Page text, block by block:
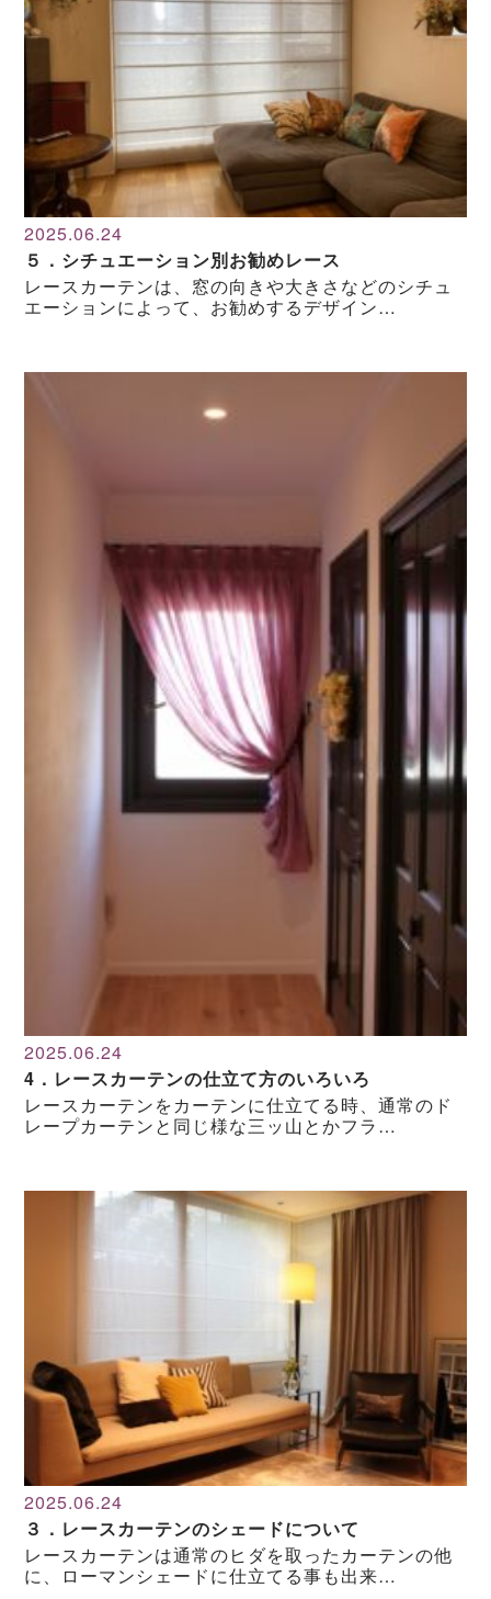
2025.06.24
５．シチュエーション別お勧めレース
レースカーテンは、窓の向きや大きさなどのシチュ
エーションによって、お勧めするデザイン…
2025.06.24
4．レースカーテンの仕立て方のいろいろ
レースカーテンをカーテンに仕立てる時、通常のド
レープカーテンと同じ様な三ッ山とかフラ…
2025.06.24
３．レースカーテンのシェードについて
レースカーテンは通常のヒダを取ったカーテンの他
に、ローマンシェードに仕立てる事も出来…